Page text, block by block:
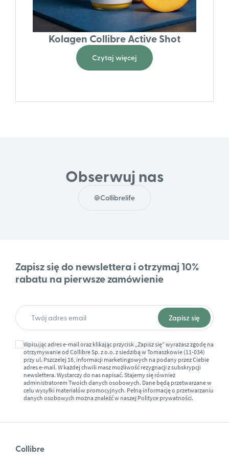
Kolagen Collibre Active Shot
Czytaj więcej
Obserwuj nas
@Collibrelife
Zapisz się do newslettera i otrzymaj 10%
rabatu na pierwsze zamówienie
Wpisując adres e-mail oraz klikając przycisk „Zapisz się” wyrażasz zgodę na
otrzymywanie od Collibre Sp. z o.o. z siedzibą w Tomaszkowie (11-034)
przy ul. Pszczelej 16, informacji marketingowych na podany przez Ciebie
adres e-mail. W każdej chwili masz możliwość rezygnacji z subskrypcji
newslettera. Wystarczy do nas napisać. Stajemy się również
administratorem Twoich danych osobowych. Dane będą przetwarzane w
celu wysyłki materiałów promocyjnych. Pełną informację o przetwarzaniu
danych osobowych można znaleźć w naszej Polityce prywatności.
Collibre